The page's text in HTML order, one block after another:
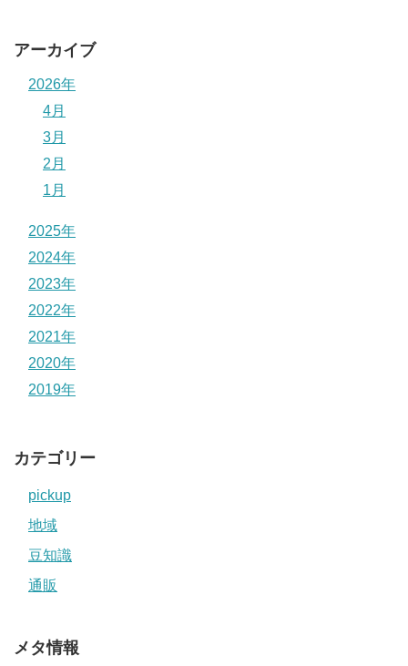
アーカイブ
2026年
4月
3月
2月
1月
2025年
2024年
2023年
2022年
2021年
2020年
2019年
カテゴリー
pickup
地域
豆知識
通販
メタ情報